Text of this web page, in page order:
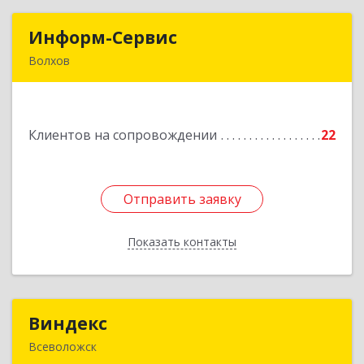
Информ-Сервис
Волхов
Клиентов на сопровождении 22
Отправить заявку
Показать контакты
Подробнее
Отправить заявку
Назад
Виндекс
Всеволожск